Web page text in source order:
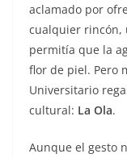
aclamado por
cualquier rincón,
permitía que la
flor de piel. Pero
Universitario
cultural: La Ola.
Aunque el gesto